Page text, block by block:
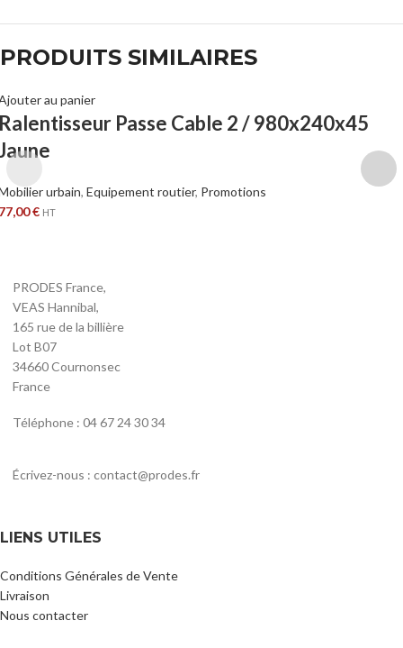
PRODUITS SIMILAIRES
au panier
Passe Cable 2 / 980x240x45
urbain,Equipement routier, Promotions
€ HT
PRODES France,
VEAS Hannibal,
165 rue de la billière
Lot B07
34660 Cournonsec
France
Téléphone : 04 67 24 30 34
Écrivez-nous : contact@prodes.fr
LIENS UTILES
Conditions Générales de Vente
Livraison
Nous contacter